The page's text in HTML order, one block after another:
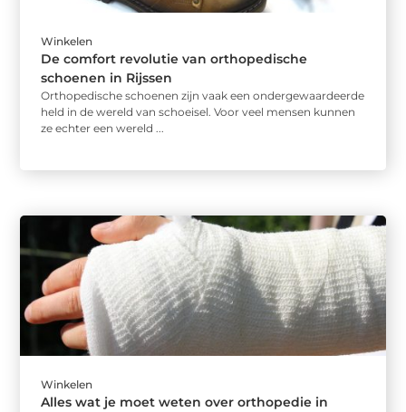
Winkelen
De comfort revolutie van orthopedische
schoenen in Rijssen
Orthopedische schoenen zijn vaak een ondergewaardeerde
held in de wereld van schoeisel. Voor veel mensen kunnen
ze echter een wereld ...
Winkelen
Alles wat je moet weten over orthopedie in